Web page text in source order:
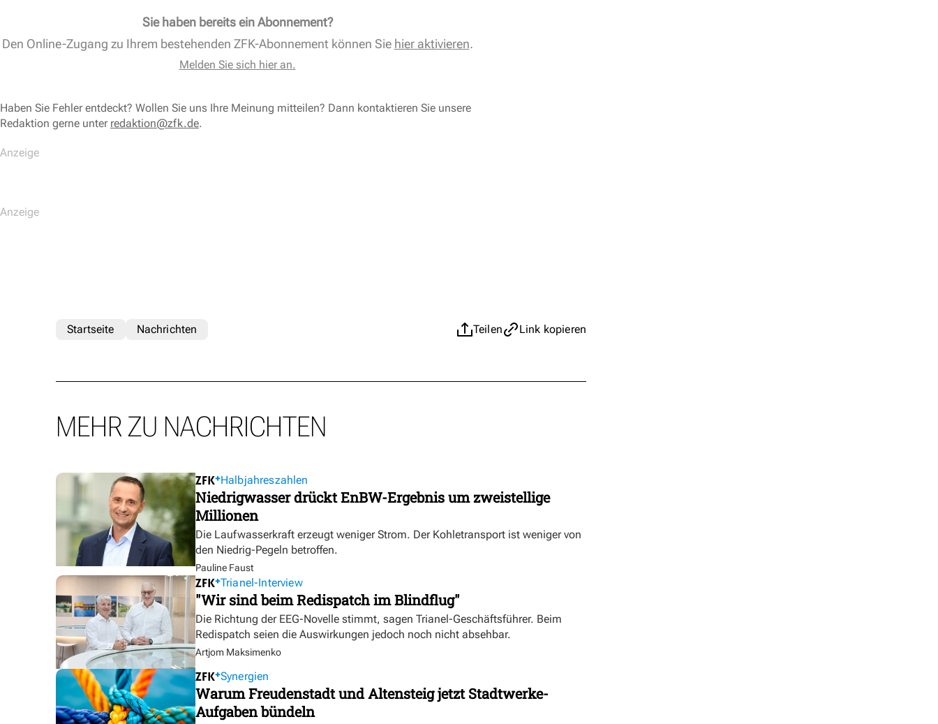
Sie haben bereits ein Abonnement?
Den Online-Zugang zu Ihrem bestehenden ZFK-Abonnement können Sie hier aktivieren.
Melden Sie sich hier an.
Haben Sie Fehler entdeckt? Wollen Sie uns Ihre Meinung mitteilen? Dann kontaktieren Sie unsere
Redaktion gerne unter redaktion@zfk.de.
Teilen Link kopieren
Startseite Nachrichten
MEHR ZU NACHRICHTEN
Halbjahreszahlen
Niedrigwasser drückt EnBW-Ergebnis um zweistellige
Millionen
Die Laufwasserkraft erzeugt weniger Strom. Der Kohletransport ist weniger von
den Niedrig-Pegeln betroffen.
Pauline Faust
Trianel-Interview
"Wir sind beim Redispatch im Blindflug"
Die Richtung der EEG-Novelle stimmt, sagen Trianel-Geschäftsführer. Beim
Redispatch seien die Auswirkungen jedoch noch nicht absehbar.
Artjom Maksimenko
Synergien
Warum Freudenstadt und Altensteig jetzt Stadtwerke-
Aufgaben bündeln